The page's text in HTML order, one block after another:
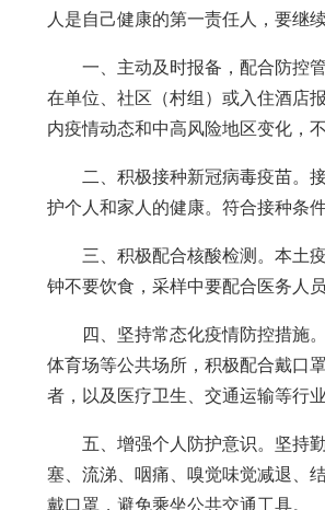
人是自己健康的第一责任人，要继
一、主动及时报备，配合防控
在单位、社区（村组）或入住酒店
内疫情动态和中高风险地区变化，
二、积极接种新冠病毒疫苗。
护个人和家人的健康。符合接种条
三、积极配合核酸检测。本土
钟不要饮食，采样中要配合医务人
四、坚持常态化疫情防控措施
体育场等公共场所，积极配合戴口
者，以及医疗卫生、交通运输等行
五、增强个人防护意识。坚持
塞、流涕、咽痛、嗅觉味觉减退、
戴口罩，避免乘坐公共交通工具。